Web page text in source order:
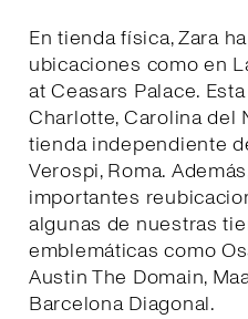
En tienda física, Zara
ubicaciones como en
at Ceasars Palace.
Charlotte, Carolina del
tienda independiente
Verospi, Roma.
importantes
algunas de nuestras
emblemáticas como
Austin The Domain,
Barcelona Diagonal.